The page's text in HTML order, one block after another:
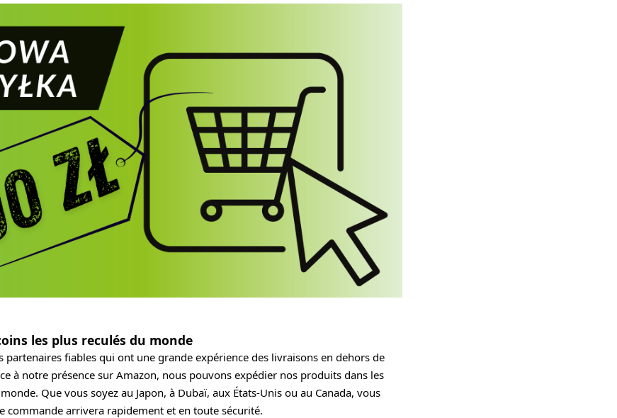
les plus reculés du monde
partenaires fiables qui ont une grande expérience des livraisons en dehors de
à notre présence sur Amazon, nous pouvons expédier nos produits dans les
Que vous soyez au Japon, à Dubaï, aux États-Unis ou au Canada, vous
commande arrivera rapidement et en toute sécurité.